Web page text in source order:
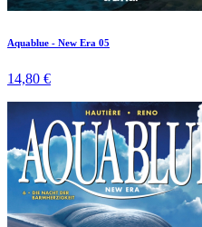
Aquablue - New Era 05
14,80 €